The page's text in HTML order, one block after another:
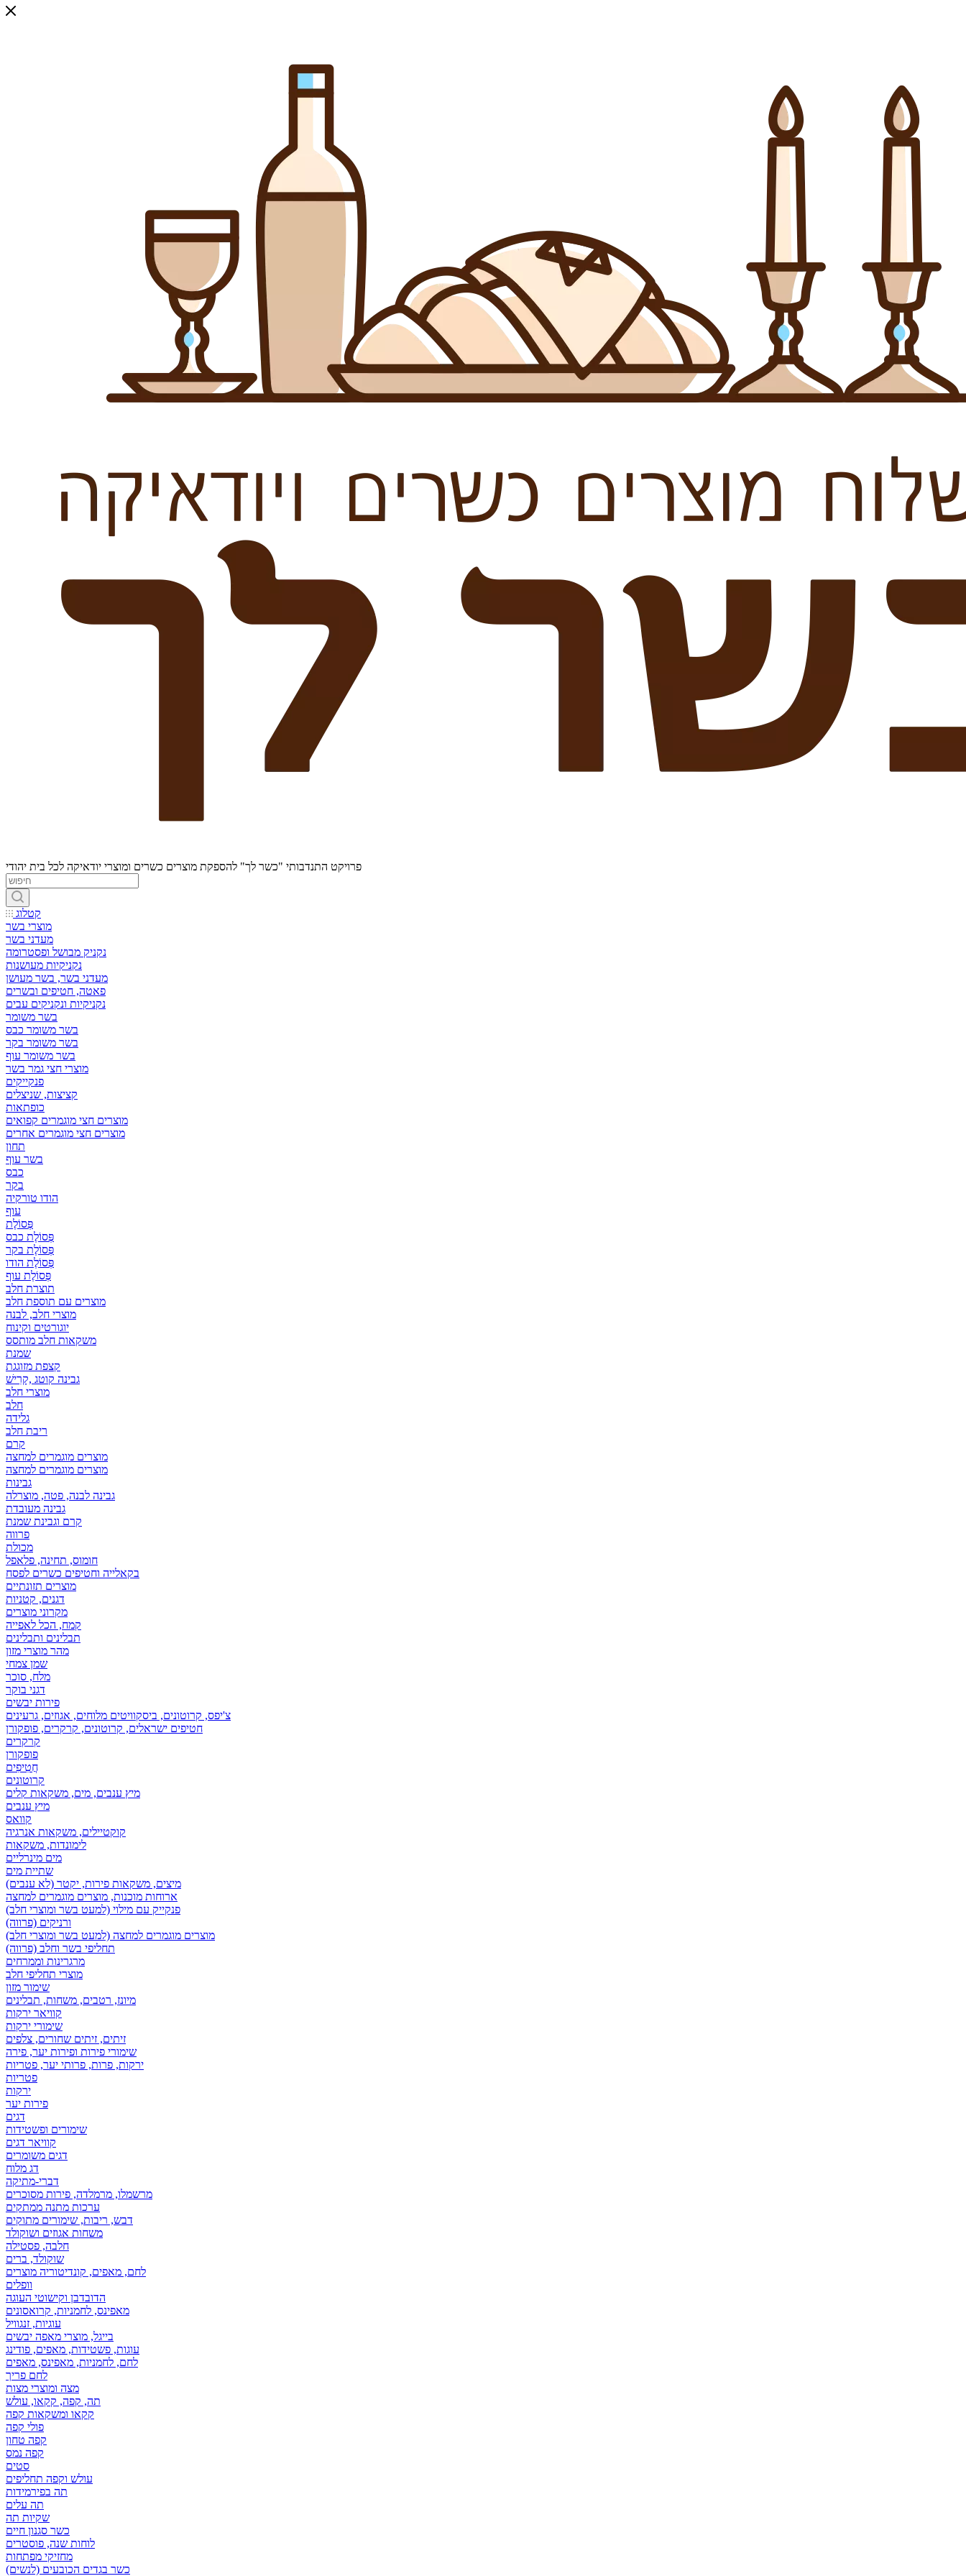
פרויקט התנדבותי "כשר לך" להספקת מוצרים כשרים ומוצרי יודאיקה לכל בית יהודי
קטלוג
מוצרי בשר
מעדני בשר
נקניק מבושל ופסטרומה
נקניקיות מעושנות
מעדני בשר, בשר מעושן
פאטה, חטיפים ובשרים
נקניקיות ונקניקים עבים
בשר משומר
בשר משומר כבס
בשר משומר בקר
בשר משומר עוף
מוצרי חצי גמר בשר
פנקייקים
קציצות, שניצלים
כופתאות
מוצרים חצי מוגמרים קפואים
מוצרים חצי מוגמרים אחרים
תחון
בשר עוף
כבס
בקר
הודו טורקיה
עוף
פְּסוֹלֶת
פְּסוֹלֶת כבס
פְּסוֹלֶת בקר
פְּסוֹלֶת הודו
פְּסוֹלֶת עוף
תוצרת חלב
מוצרים עם תוספת חלב
מוצרי חלב, לבנה
יוגורטים וקינוח
משקאות חלב מותסס
שמנת
קצפת מזוגגת
גבינה קוטג ,קָרִישׁ
מוצרי חלב
חלב
גלידה
ריבת חלב
קרם
מוצרים מוגמרים למחצה
מוצרים מוגמרים למחצה
גבינות
גבינה לבנה, פטה, מוצרלה
גבינה מעובדת
קרם וגבינת שמנת
פרווה
מכולת
חומוס, תחינה, פלאפל
בקאלייה וחטיפים כשרים לפסח
מוצרים תזונתיים
דגנים, קטניות
מקרוני מוצרים
קמח, הכל לאפייה
תבלינים ותבלינים
מהר מוצרי מזון
שמן צמחי
מלח, סוכר
דגני בוקר
פירות יבשים
צ'יפס, קרוטונים, ביסקוויטים מלוחים, אגוזים, גרעינים
חטיפים ישראלים, קרוטונים, קרקרים, פופקורן
קרקרים
פופקורן
חֲטִיפִים
קרוטונים
מיץ ענבים, מים, משקאות קלים
מיץ ענבים
קוואס
קוקטיילים, משקאות אנרגיה
לימונדות, משקאות
מים מינרליים
שתיית מים
מיצים, משקאות פירות, יקטר (לא ענבים)
ארוחות מוכנות, מוצרים מוגמרים למחצה
פנקייק עם מילוי (למעט בשר ומוצרי חלב)
ורניקים (פרווה)
מוצרים מוגמרים למחצה (למעט בשר ומוצרי חלב)
תחליפי בשר וחלב (פרווה)
מרגרינות וממרחים
מוצרי תחליפי חלב
שימור מזון
מיונז, רטבים, משחות, תבלינים
קוויאר ירקות
שימורי ירקות
זיתים, זיתים שחורים, צלפים
שימורי פירות ופירות יער, פירה
ירקות, פרות, פרותי יער, פטריות
פטריות
ירקות
פירות יער
דגים
שימורים ופשטידות
קוויאר דגים
דגים משומרים
דג מלוח
דברי-מתיקה
מרשמלו, מרמלדה, פירות מסוכרים
ערכות מתנה ממתקים
דבש, ריבות, שימורים מתוקים
משחות אגוזים ושוקולד
חלבה, פסטילה
שוקולד, ברים
לחם, מאפים, קונדיטוריה מוצרים
וופלים
הדובדבן וקישוטי העוגה
מאפינס, לחמניות, קרואסונים
עוגיות, זנגוויל
בייגל, מוצרי מאפה יבשים
עוגות, פשטידות, מאפים, פודינג
לחם, לחמניות, מאפינס, מאפים
לחם פריך
מצה ומוצרי מצות
תה, קפה, קקאו, עולש
קקאו ומשקאות קפה
פולי קפה
קפה טחון
קפה נמס
סטים
עולש וקפה תחליפים
תה בפירמידות
תה עלים
שקיות תה
כשר סגנון חיים
לוחות שנה, פוסטרים
מחזיקי מפתחות
כשר בגדים הכובעים (לנשים)